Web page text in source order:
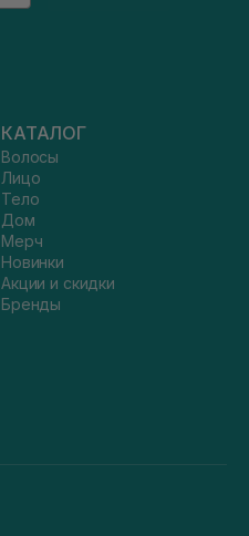
КАТАЛОГ
Волосы
Лицо
Тело
Дом
Мерч
Новинки
Акции и скидки
Бренды